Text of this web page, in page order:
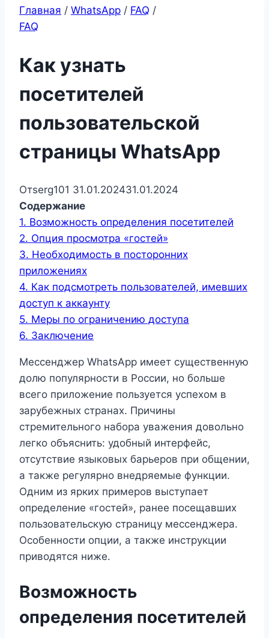
Главная / WhatsApp / FAQ /
FAQ
Как узнать
посетителей
пользовательской
страницы WhatsApp
Отserg101 31.01.202431.01.2024
Содержание
1. Возможность определения посетителей
2. Опция просмотра «гостей»
3. Необходимость в посторонних
приложениях
4. Как подсмотреть пользователей, имевших
доступ к аккаунту
5. Меры по ограничению доступа
6. Заключение
Мессенджер WhatsApp имеет существенную
долю популярности в России, но больше
всего приложение пользуется успехом в
зарубежных странах. Причины
стремительного набора уважения довольно
легко объяснить: удобный интерфейс,
отсутствие языковых барьеров при общении,
а также регулярно внедряемые функции.
Одним из ярких примеров выступает
определение «гостей», ранее посещавших
пользовательскую страницу мессенджера.
Особенности опции, а также инструкции
приводятся ниже.
Возможность
определения посетителей